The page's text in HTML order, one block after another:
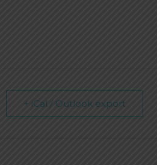
+ iCal / Outlook export